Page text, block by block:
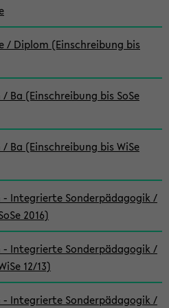
/ Diplom (Einschreibung bis
Ba (Einschreibung bis SoSe
Ba (Einschreibung bis WiSe
- Integrierte Sonderpädagogik /
2016)
- Integrierte Sonderpädagogik /
12/13)
- Integrierte Sonderpädagogik /